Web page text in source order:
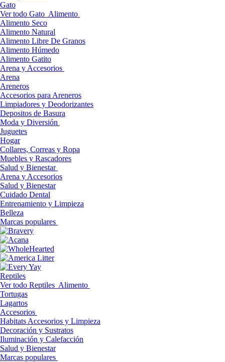
Gato
Ver todo Gato Alimento
Alimento Seco
Alimento Natural
Alimento Libre De Granos
Alimento Húmedo
Alimento Gatito
Arena y Accesorios
Arena
Areneros
Accesorios para Areneros
Limpiadores y Deodorizantes
Depositos de Basura
Moda y Diversión
Juguetes
Hogar
Collares, Correas y Ropa
Muebles y Rascadores
Salud y Bienestar
Arena y Accesorios
Salud y Bienestar
Cuidado Dental
Entrenamiento y Limpieza
Belleza
Marcas populares
Reptiles
Ver todo Reptiles Alimento
Tortugas
Lagartos
Accesorios
Habitats Accesorios y Limpieza
Decoración y Sustratos
Iluminación y Calefacción
Salud y Bienestar
Marcas populares